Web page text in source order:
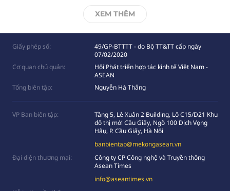
XEM THÊM
Giấy phép số:
49/GP-BTTTT - do Bộ TT&TT cấp ngày
07/02/2020
Cơ quan chủ quản:
Hội Phát triển hợp tác kinh tế Việt Nam -
ASEAN
Tổng biên tập:
Nguyễn Hà Thắng
VP Ban biên tập:
Tầng 5, Lê Xuân 2 Building, Lô C15/D21 Khu
đô thị mới Cầu Giấy, Ngõ 100 Dịch Vọng
Hâụ, P. Cầu Giấy, Hà Nội
banbientap@mekongasean.vn
Đại diện thương mại:
Công ty CP Công nghệ và Truyền thông
Asean Times
info@aseantimes.vn